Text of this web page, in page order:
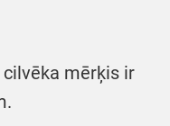
cilvēka mērķis ir